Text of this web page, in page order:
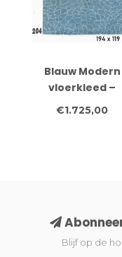
Blauw Modern
vloerkleed –
handgeknoopt
€1.725,00
Blijf op de